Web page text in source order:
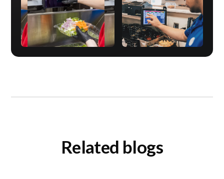
Related blogs